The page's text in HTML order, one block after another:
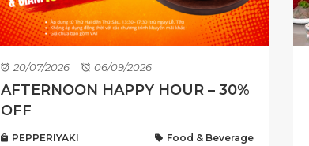
20/07/2026 06/09/2026
AFTERNOON HAPPY HOUR – 30%
OFF
PEPPERIYAKI
Food & Beverage